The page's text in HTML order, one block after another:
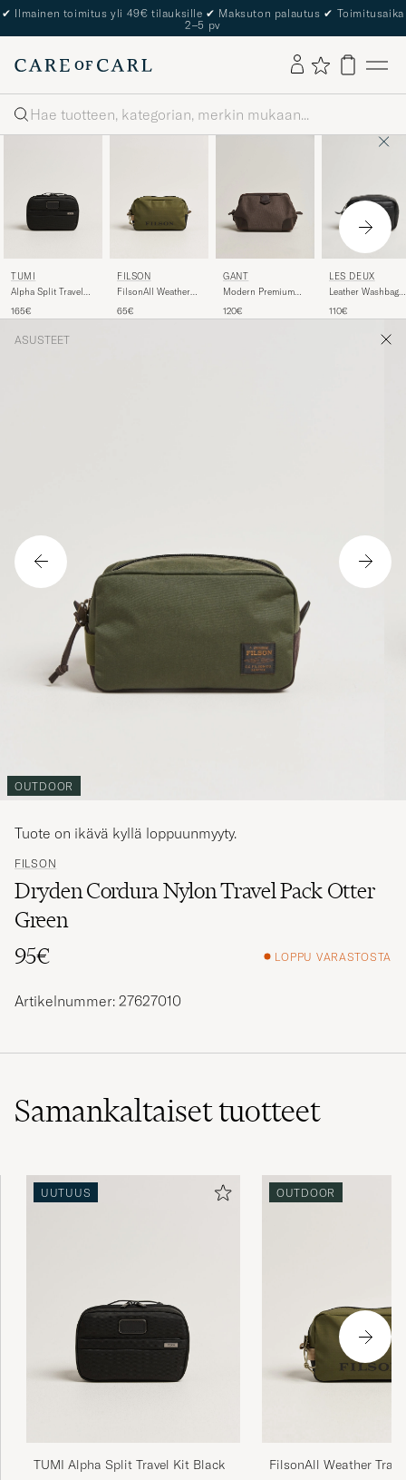
✔ Ilmainen toimitus yli 49€ tilauksille ✔ Maksuton palautus ✔ Toimitusaika
2–5 pv
Haku
TUMI
Alpha Split Travel
165€
FILSON
FilsonAll Weather
65€
GANT
Modern Premium
Faded Taupe
120€
LES DEUX
Leather Washbag
110€
ASUSTEET
OUTDOOR
FILSON
Dryden Cordura Nylon Travel Pack Otter
Green
95€
LOPPU VARASTOSTA
Tuote on ikävä kyllä loppuunmyyty.
Artikelnummer: 27627010
Samankaltaisettuotteet
UUTUUS
TUMI Alpha Split Travel Kit Black
OUTDOOR
FilsonAll Weather